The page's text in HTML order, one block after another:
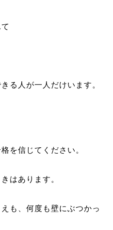
る人が一人だけいます。
を信じてください。
はあります。
も、何度も壁にぶつかっ